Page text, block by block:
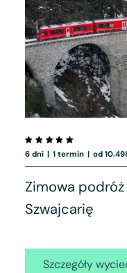
6 dni | 1 termin | od
Zimowa
Szwajcarię
Szczegóły